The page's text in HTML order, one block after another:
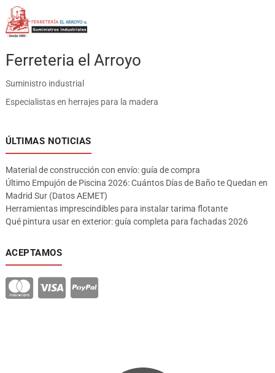
Ferreteria el Arroyo
Suministro industrial
Especialistas en herrajes para la madera
ÚLTIMAS NOTICIAS
Material de construcción con envío: guía de compra
Último Empujón de Piscina 2026: Cuántos Días de Baño te Quedan en
Madrid Sur (Datos AEMET)
Herramientas imprescindibles para instalar tarima flotante
Qué pintura usar en exterior: guía completa para fachadas 2026
ACEPTAMOS